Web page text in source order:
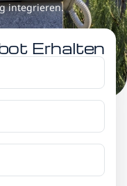
integrieren.
Erhalten